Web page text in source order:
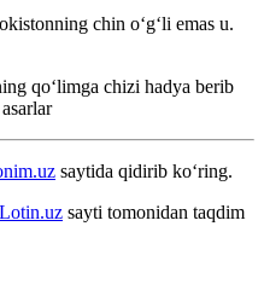
chin oʻgʻli emas u.
qoʻlimga chizi hadya berib
saytida qidirib ko‘ring.
Lotin.uz sayti tomonidan taqdim